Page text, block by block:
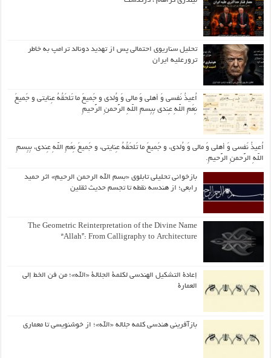
تحلیل سناریوی احتمالی پس از تهدید دونالد ترامپ به خاطر
ترورعلیه ایران
اُعیذُ نَفسی وَ أهلی وَ مالی وَ وُلدی و جَمیعَ ما تَلحَقُهُ عِنایتی و جَمیعَ
نِعَمِ اللّهِ عِندی بِبِسمِ اللّهِ الرَّحمنِ الرَّحیمِ
اُعیذُ نَفسی وَ أهلی وَ مالی وَ وُلدی، و جَمیعَ ما تَلحَقُهُ عِنایتی، و جَمیعَ نِعَمِ اللّهِ عِندی، بِبِسمِ
اللّهِ الرَّحمنِ الرَّحیمِ.
بازخوانی تحلیلی تابلوی «بسم الله الرحمن الرحیم» اثر حمید
رابعی؛ از هندسه نقطه تا تجسم حدیث ثقلین
The Geometric Reinterpretation of the Divine Name
“Allah”: From Calligraphy to Architecture
إعادة التشكيل الهندسي لكلمة الجلالة «الله»؛ من فن الخط إلى
العمارة
بازآفرینی هندسی کلمه جلاله «الله»؛ از خوشنویسی تا معماری